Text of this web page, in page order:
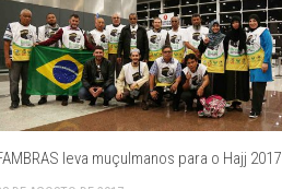
leva muçulmanos para o Hajj 2017